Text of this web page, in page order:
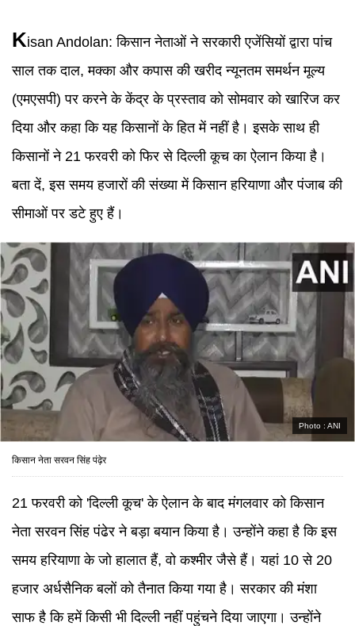
Kisan Andolan:किसान नेताओं ने सरकारी एजेंसियों द्वारा पांच
साल तक दाल, मक्का और कपास की खरीद न्यूनतम समर्थन मूल्य
(एमएसपी) पर करने के केंद्र के प्रस्ताव को सोमवार को खारिज कर
दिया और कहा कि यह किसानों के हित में नहीं है। इसके साथ ही
किसानों ने 21 फरवरी को फिर से दिल्ली कूच का ऐलान किया है।
बता दें, इस समय हजारों की संख्या में किसान हरियाणा और पंजाब की
सीमाओं पर डटे हुए हैं।
Photo : ANI
किसान नेता सरवन सिंह पंढ़ेर
21 फरवरी को 'दिल्ली कूच' के ऐलान के बाद मंगलवार को किसान
नेता सरवन सिंह पंढेर ने बड़ा बयान किया है। उन्होंने कहा है कि इस
समय हरियाणा के जो हालात हैं, वो कश्मीर जैसे हैं। यहां 10 से 20
हजार अर्धसैनिक बलों को तैनात किया गया है। सरकार की मंशा
साफ है कि हमें किसी भी दिल्ली नहीं पहुंचने दिया जाएगा। उन्होंने